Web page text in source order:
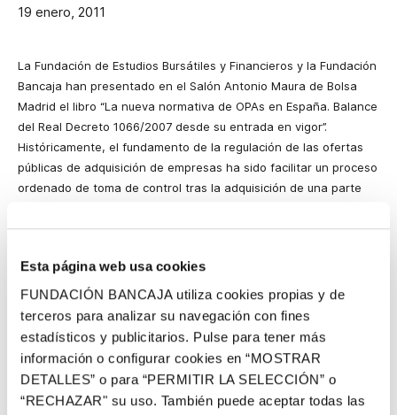
Esta página web usa cookies
FUNDACIÓN BANCAJA utiliza cookies propias y de
terceros para analizar su navegación con fines
estadísticos y publicitarios. Pulse para tener más
información o configurar cookies en “MOSTRAR
DETALLES” o para “PERMITIR LA SELECCIÓN” o
“RECHAZAR" su uso. También puede aceptar todas las
19 enero, 2011
La Fundación de Estudios Bursátiles y Financieros y la Fundación
Bancaja han presentado en el Salón Antonio Maura de Bolsa
Madrid el libro “La nueva normativa de OPAs en España. Balance
del Real Decreto 1066/2007 desde su entrada en vigor”.
Históricamente, el fundamento de la regulación de las ofertas
públicas de adquisición de empresas ha sido facilitar un proceso
ordenado de toma de control tras la adquisición de una parte
prima de control en el mercado de valores, al tiempo que una
de la separación entre la propiedad y el control de las acciones
en las empresas cotizadas. En este contexto, se muestra
imprescindible la existencia de un régimen jurídico centrado en
proteger los derechos del pequeño accionista y promover la
transparencia en el mercado. La nueva legislación, orientada
hacia las OPAs obligatorias totales y a posteriori, culmina el
proceso de armonización con la legislación europea.